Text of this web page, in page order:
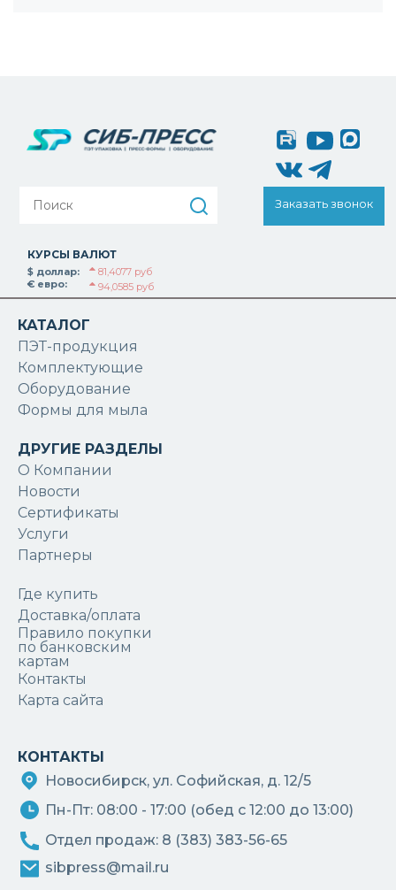
Заказать звонок
КУРСЫ ВАЛЮТ
$ доллар:
81,4077 руб
€ евро:
94,0585 руб
КАТАЛОГ
ПЭТ-продукция
Комплектующие
Оборудование
Формы для мыла
ДРУГИЕ РАЗДЕЛЫ
О Компании
Новости
Сертификаты
Услуги
Партнеры
Где купить
Доставка/оплата
Правило покупки
по банковским
картам
Контакты
Карта сайта
КОНТАКТЫ
Новосибирск, ул. Софийская, д. 12/5
Пн-Пт: 08:00 - 17:00 (обед с 12:00 до 13:00)
Отдел продаж: 8 (383) 383-56-65
sibpress@mail.ru